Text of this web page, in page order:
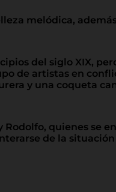
melódica,
del siglo XIX,
de artistas en
y una coqueta
quienes se
de la